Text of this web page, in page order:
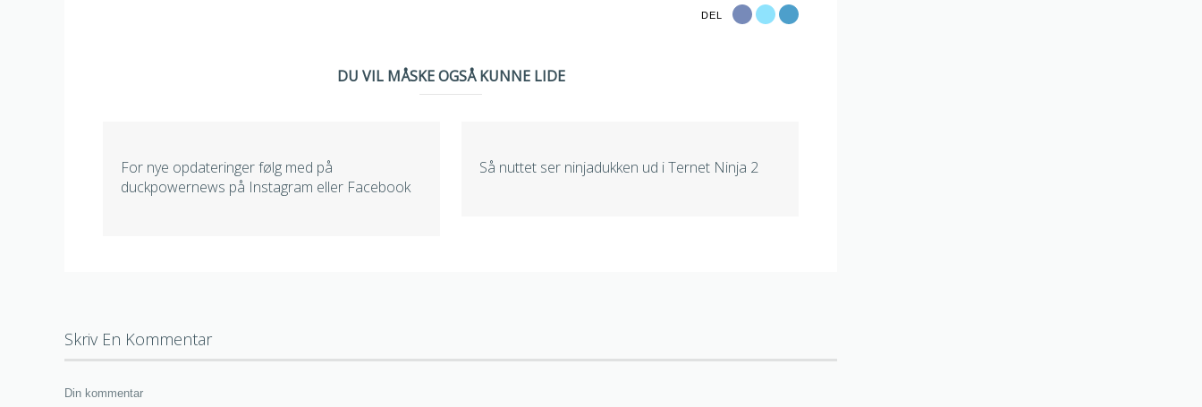
DEL
DU VIL MÅSKE OGSÅ KUNNE LIDE
For nye opdateringer følg med på
duckpowernews på Instagram eller Facebook
Så nuttet ser ninjadukken ud i Ternet Ninja 2
Skriv En Kommentar
Din kommentar